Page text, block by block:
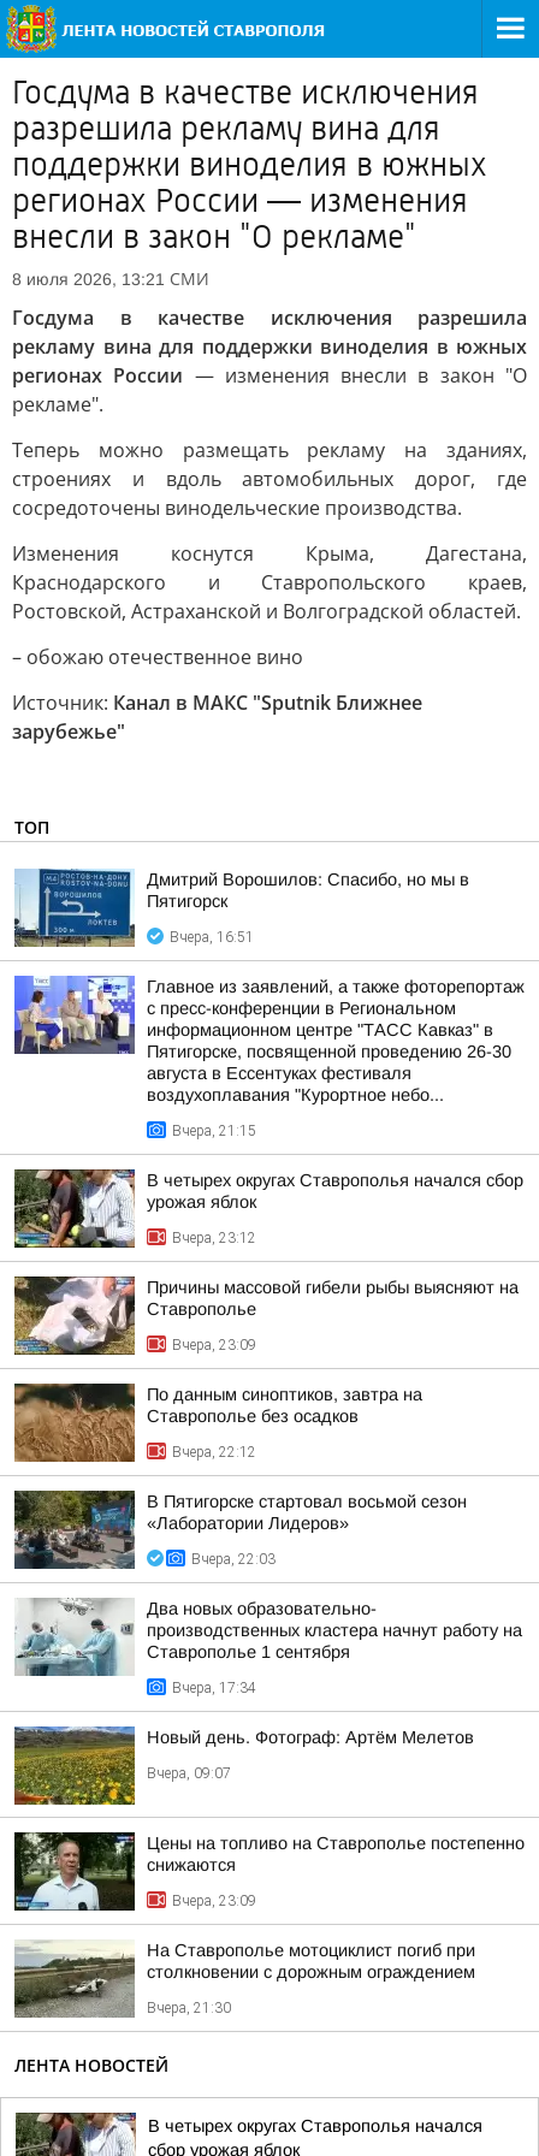
Госдума в качестве исключения
разрешила рекламу вина для
поддержки виноделия в южных
регионах России — изменения
внесли в закон "О рекламе"
8 июля 2026, 13:21 СМИ
Госдума в качестве исключения разрешила
рекламу вина для поддержки виноделия в южных
регионах России — изменения внесли в закон "О
рекламе".
Теперь можно размещать рекламу на зданиях,
строениях и вдоль автомобильных дорог, где
сосредоточены винодельческие производства.
Изменения коснутся Крыма, Дагестана,
Краснодарского и Ставропольского краев,
Ростовской, Астраханской и Волгоградской областей.
– обожаю отечественное вино
Источник: Канал в МАКС "Sputnik Ближнее
зарубежье"
ТОП
Дмитрий Ворошилов: Спасибо, но мы в
Пятигорск
Вчера, 16:51
Главное из заявлений, а также фоторепортаж
с пресс-конференции в Региональном
информационном центре "ТАСС Кавказ" в
Пятигорске, посвященной проведению 26-30
августа в Ессентуках фестиваля
воздухоплавания "Курортное небо...
Вчера, 21:15
В четырех округах Ставрополья начался сбор
урожая яблок
Вчера, 23:12
Причины массовой гибели рыбы выясняют на
Ставрополье
Вчера, 23:09
По данным синоптиков, завтра на
Ставрополье без осадков
Вчера, 22:12
В Пятигорске стартовал восьмой сезон
«Лаборатории Лидеров»
Вчера, 22:03
Два новых образовательно-
производственных кластера начнут работу на
Ставрополье 1 сентября
Вчера, 17:34
Новый день. Фотограф: Артём Мелетов
Вчера, 09:07
Цены на топливо на Ставрополье постепенно
снижаются
Вчера, 23:09
На Ставрополье мотоциклист погиб при
столкновении с дорожным ограждением
Вчера, 21:30
ЛЕНТА НОВОСТЕЙ
В четырех округах Ставрополья начался
сбор урожая яблок